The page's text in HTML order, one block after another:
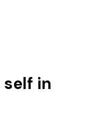
self in